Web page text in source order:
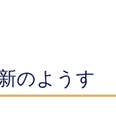
のようす